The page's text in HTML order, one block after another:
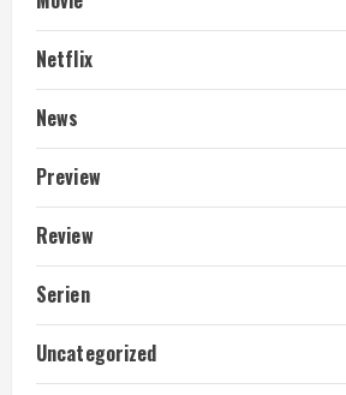
Netflix
News
Preview
Review
Serien
Uncategorized